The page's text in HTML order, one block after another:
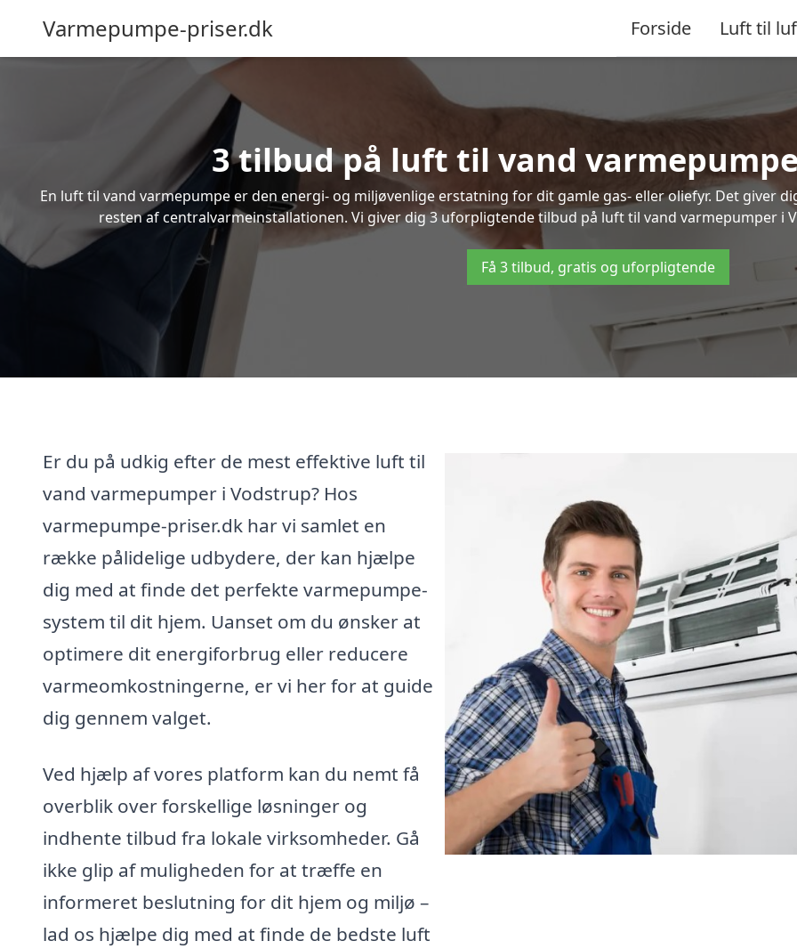
Varmepumpe-priser.dk Forside Luft til
3 tilbud på luft til vand
En luft til vand varmepumpe er den energi- og miljøvenlige erstatning for dit gamle gas- eller oliefyr. Det giver
resten af centralvarmeinstallationen. Vi giver dig 3 uforpligtende tilbud på luft til vand varmepumper i
Få 3 tilbud, gratis og uforpligtende
Er du på udkig efter de mest effektive luft til
vand varmepumper i Vodstrup? Hos
varmepumpe-priser.dk har vi samlet en
række pålidelige udbydere, der kan hjælpe
dig med at finde det perfekte varmepumpe-
system til dit hjem. Uanset om du ønsker at
optimere dit energiforbrug eller reducere
varmeomkostningerne, er vi her for at guide
dig gennem valget.
Ved hjælp af vores platform kan du nemt få
overblik over forskellige løsninger og
indhente tilbud fra lokale virksomheder. Gå
ikke glip af muligheden for at træffe en
informeret beslutning for dit hjem og miljø –
lad os hjælpe dig med at finde de bedste luft